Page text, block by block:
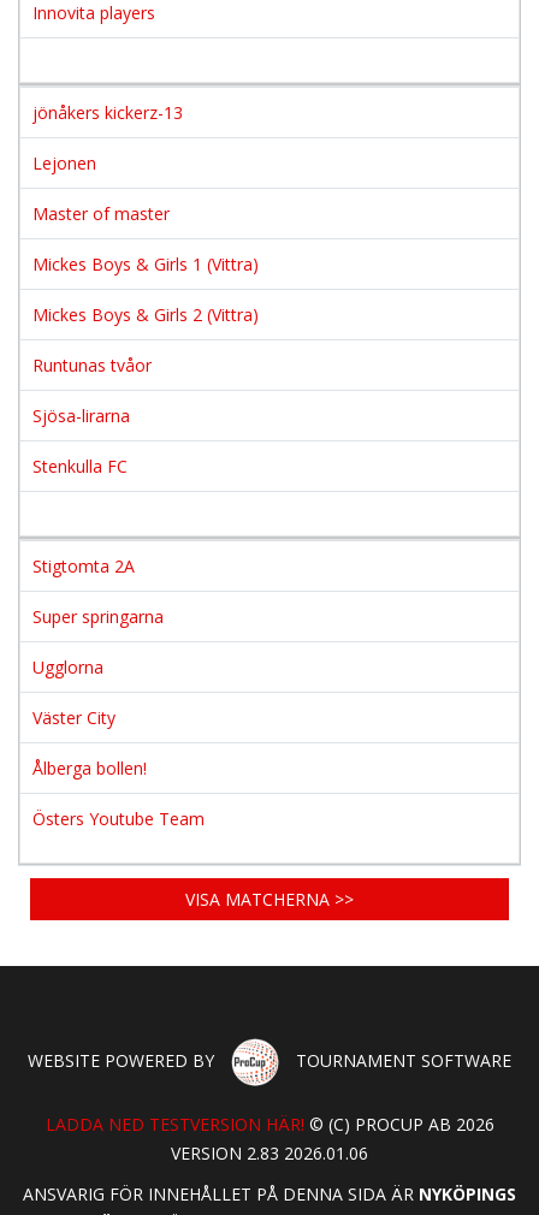
Innovita players
jönåkers kickerz-13
Lejonen
Master of master
Mickes Boys & Girls 1 (Vittra)
Mickes Boys & Girls 2 (Vittra)
Runtunas tvåor
Sjösa-lirarna
Stenkulla FC
Stigtomta 2A
Super springarna
Ugglorna
Väster City
Ålberga bollen!
Östers Youtube Team
VISA MATCHERNA >>
WEBSITE POWERED BY TOURNAMENT SOFTWARE
LADDA NED TESTVERSION HÄR! © (C) PROCUP AB 2026
VERSION 2.83 2026.01.06
ANSVARIG FÖR INNEHÅLLET PÅ DENNA SIDA ÄR NYKÖPINGS